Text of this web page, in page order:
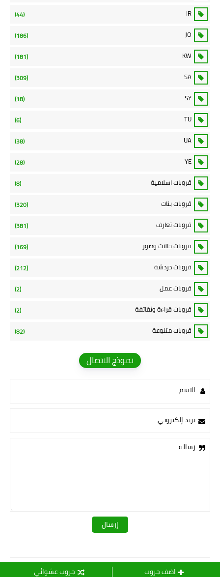
اضف جروب جروب عشوائي
IR
(44)
JO
(186)
KW
(181)
SA
(309)
SY
(18)
TU
(6)
UA
(38)
YE
(28)
قروبات اسلامية (8)
قروبات بنات (320)
قروبات تعارف (381)
قروبات حالات وصور (169)
قروبات دردشة (212)
قروبات عمل (2)
قروبات قراءة وثقاتفة (2)
قروبات متنوعة (82)
نموذج الاتصال
الاسم
بريد إلكتروني
رسالة
قـــــروبات ســ💛ــيدرا